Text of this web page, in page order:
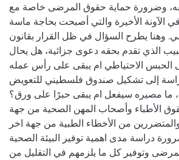
به، وضرورة حماية حقوق المرضى خاصة مع
في الآونة الأخيرة والتي أصبحت بحاجة ماسة
وهنا يطرح السؤال في ظل القرار بقانون
الذي تقدم بحقه دعوى جزائية، هل يحال
الحبس الاحتياطي ام يبقى على رأس عمله.
إلى تشكيل صندوق فلسطيني للتعويض
ما مصيره سيفعل ام يبقى حبرًا على ورق؟
الأطباء وأصحاب المهن الصحية من جهة
من الأخطاء الطبية من جهة اخر.
دراسة مدى اهمية توفير البيئة الصحية
وتوفير كل ما يلزمهم في التقليل من